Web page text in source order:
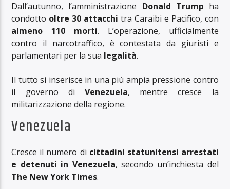
Dall’autunno, l’amministrazione Donald Trump ha
condotto oltre 30 attacchi tra Caraibi e Pacifico, con
almeno 110 morti. L’operazione, ufficialmente
contro il narcotraffico, è contestata da giuristi e
parlamentari per la sua legalità.
Il tutto si inserisce in una più ampia pressione contro
il governo di Venezuela, mentre cresce la
militarizzazione della regione.
Venezuela
Cresce il numero di cittadini statunitensi arrestati
e detenuti in Venezuela, secondo un’inchiesta del
The New York Times.